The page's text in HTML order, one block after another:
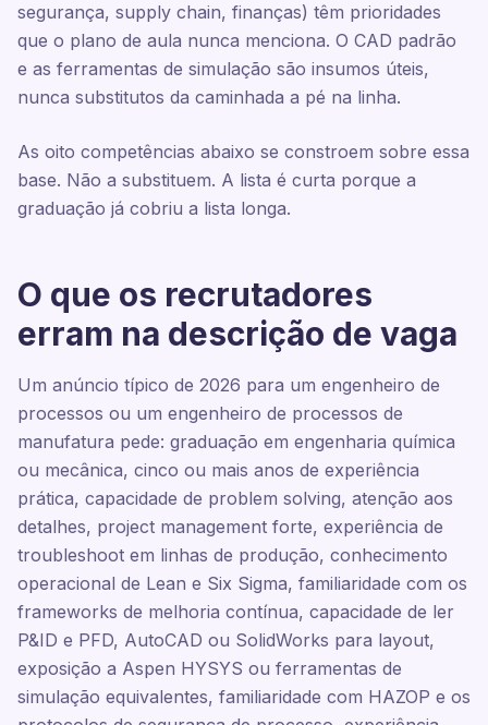
segurança, supply chain, finanças) têm prioridades
que o plano de aula nunca menciona. O CAD padrão
e as ferramentas de simulação são insumos úteis,
nunca substitutos da caminhada a pé na linha.
As oito competências abaixo se constroem sobre essa
base. Não a substituem. A lista é curta porque a
graduação já cobriu a lista longa.
O que os recrutadores
erram na descrição de vaga
Um anúncio típico de 2026 para um engenheiro de
processos ou um engenheiro de processos de
manufatura pede: graduação em engenharia química
ou mecânica, cinco ou mais anos de experiência
prática, capacidade de problem solving, atenção aos
detalhes, project management forte, experiência de
troubleshoot em linhas de produção, conhecimento
operacional de Lean e Six Sigma, familiaridade com os
frameworks de melhoria contínua, capacidade de ler
P&ID e PFD, AutoCAD ou SolidWorks para layout,
exposição a Aspen HYSYS ou ferramentas de
simulação equivalentes, familiaridade com HAZOP e os